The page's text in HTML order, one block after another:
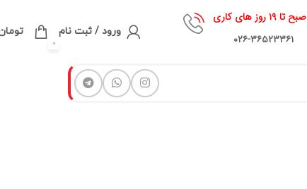
۰۲۶-۳۶۵۲۳۳۶۱
ورود / ثبت نام
0